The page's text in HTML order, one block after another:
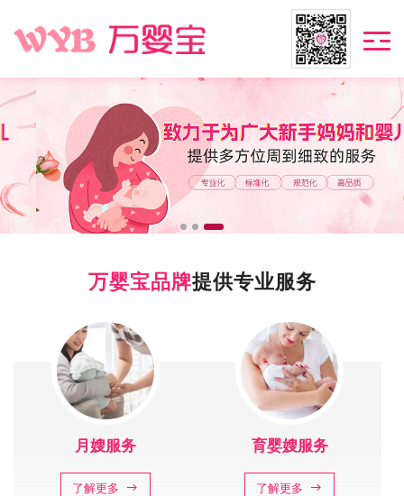
万婴宝品牌提供专业服务
月嫂服务
了解更多
育婴嫂服务
了解更多